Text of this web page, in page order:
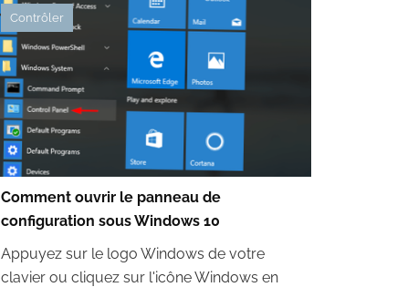
Contrôler
Comment ouvrir le panneau de
configuration sous Windows 10
Appuyez sur le logo Windows de votre
clavier ou cliquez sur l'icône Windows en